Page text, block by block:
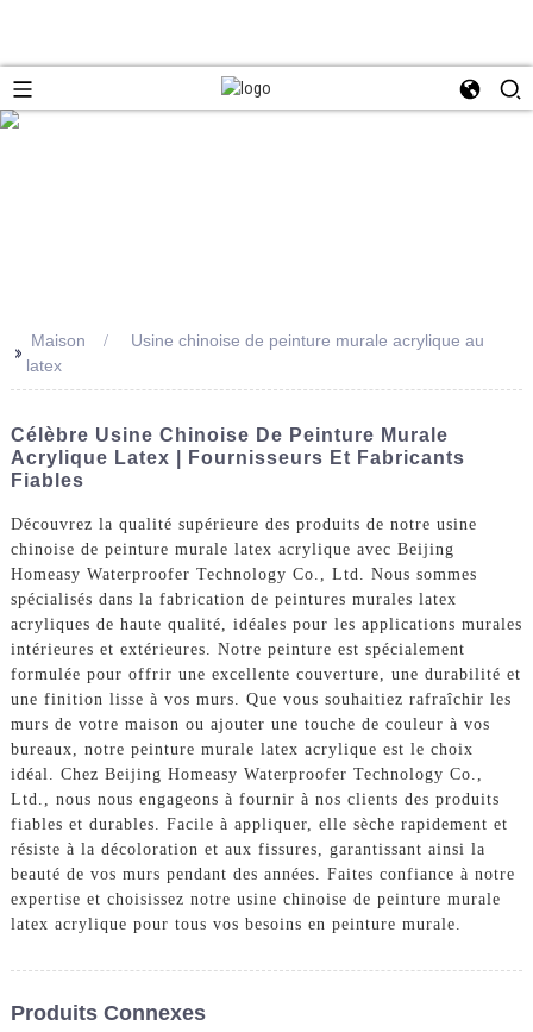
>> Maison
Usine chinoise de peinture murale acrylique au
latex
Célèbre Usine Chinoise De Peinture Murale
Acrylique Latex | Fournisseurs Et Fabricants
Fiables
Découvrez la qualité supérieure des produits de notre usine
chinoise de peinture murale latex acrylique avec Beijing
Homeasy Waterproofer Technology Co., Ltd. Nous sommes
spécialisés dans la fabrication de peintures murales latex
acryliques de haute qualité, idéales pour les applications murales
intérieures et extérieures. Notre peinture est spécialement
formulée pour offrir une excellente couverture, une durabilité et
une finition lisse à vos murs. Que vous souhaitiez rafraîchir les
murs de votre maison ou ajouter une touche de couleur à vos
bureaux, notre peinture murale latex acrylique est le choix
idéal. Chez Beijing Homeasy Waterproofer Technology Co.,
Ltd., nous nous engageons à fournir à nos clients des produits
fiables et durables. Facile à appliquer, elle sèche rapidement et
résiste à la décoloration et aux fissures, garantissant ainsi la
beauté de vos murs pendant des années. Faites confiance à notre
expertise et choisissez notre usine chinoise de peinture murale
latex acrylique pour tous vos besoins en peinture murale.
Produits Connexes